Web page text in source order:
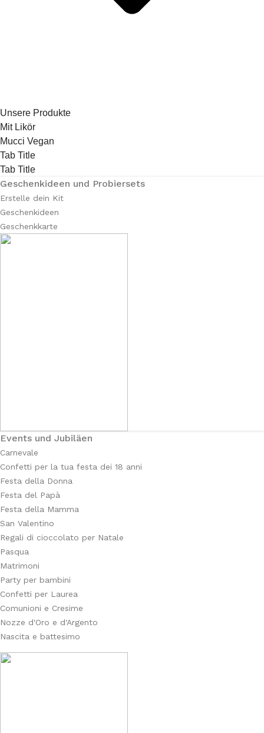
Unsere Produkte
Mit Likör
Mucci Vegan
Tab Title
Tab Title
Geschenkideen und Probiersets
Erstelle dein Kit
Geschenkideen
Geschenkkarte
Events und Jubiläen
Carnevale
Confetti per la tua festa dei 18 anni
Festa della Donna
Festa del Papà
Festa della Mamma
San Valentino
Regali di cioccolato per Natale
Pasqua
Matrimoni
Party per bambini
Confetti per Laurea
Comunioni e Cresime
Nozze d'Oro e d'Argento
Nascita e battesimo